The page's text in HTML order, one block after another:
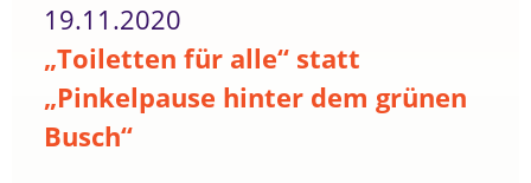
19.11.2020
„Toiletten für alle“ statt
„Pinkelpause hinter dem grünen
Busch“